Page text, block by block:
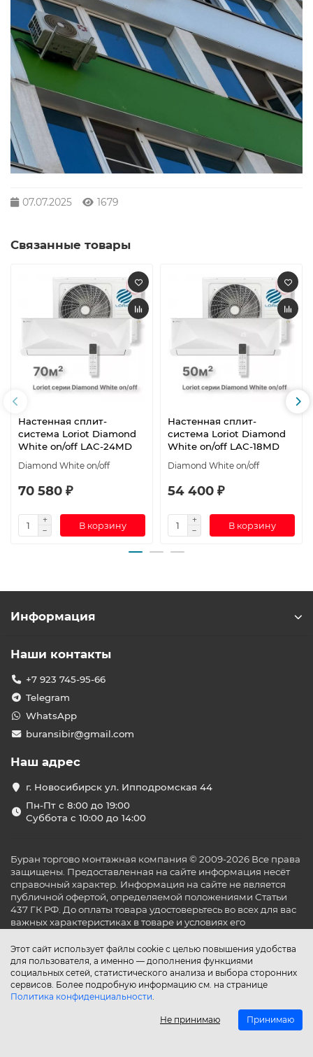
07.07.2025 1679
Связанные товары
Настенная сплит-
система Loriot Diamond
White on/off LAC-24MD
Diamond White on/off
70 580 ₽
В корзину
Настенная сплит-
система Loriot Diamond
White on/off LAC-18MD
Diamond White on/off
54 400 ₽
В корзину
Этот сайт использует файлы cookie с целью повышения удобства
для пользователя, а именно — дополнения функциями
социальных сетей, статистического анализа и выбора сторонних
сервисов. Более подробную информацию см. на странице
Политика конфиденциальности.
Не принимаю Принимаю
Информация
Наши контакты
+7 923 745-95-66
Telegram
WhatsApp
buransibir@gmail.com
Наш адрес
г. Новосибирск ул. Ипподромская 44
Пн-Пт с 8:00 до 19:00
Суббота с 10:00 до 14:00
Буран торгово монтажная компания © 2009-2026 Все права
защищены. Предоставленная на сайте информация несёт
справочный характер. Информация на сайте не является
публичной офертой, определяемой положениями Статьи
437 ГК РФ. До оплаты товара удостоверьтесь во всех для вас
важных характеристиках в товаре и условиях его